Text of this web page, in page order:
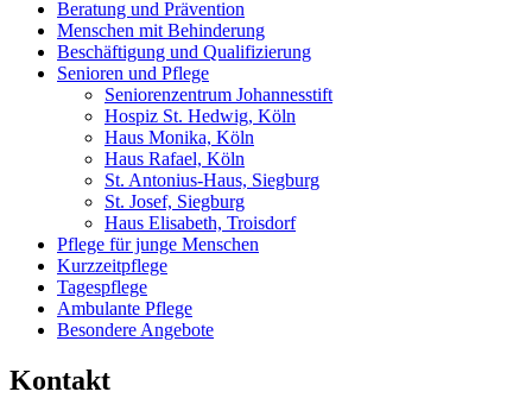
Beratung und Prävention
Menschen mit Behinderung
Beschäftigung und Qualifizierung
Senioren und Pflege
Seniorenzentrum Johannesstift
Hospiz St. Hedwig, Köln
Haus Monika, Köln
Haus Rafael, Köln
St. Antonius-Haus, Siegburg
St. Josef, Siegburg
Haus Elisabeth, Troisdorf
Pflege für junge Menschen
Kurzzeitpflege
Tagespflege
Ambulante Pflege
Besondere Angebote
Kontakt